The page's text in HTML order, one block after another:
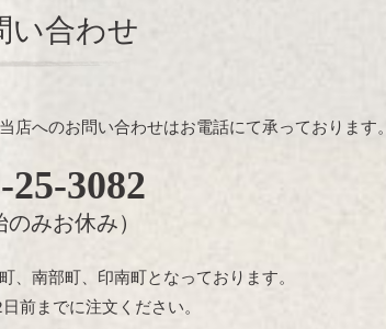
い合わせ
へのお問い合わせはお電話にて承っております。
25-3082
のみお休み）
南部町、印南町となっております。
前までに注文ください。